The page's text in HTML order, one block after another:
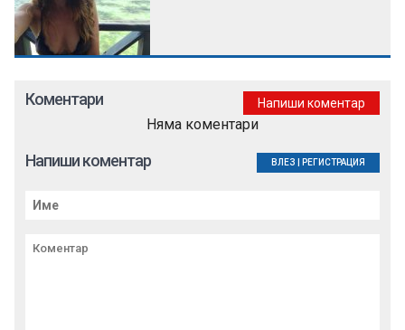
Коментари Напиши коментар
Няма коментари
Напиши коментар ВЛЕЗ РЕГИСТРАЦИЯ